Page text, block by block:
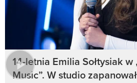
14-letnia Emilia Sołtysiak w
Music”. W studio